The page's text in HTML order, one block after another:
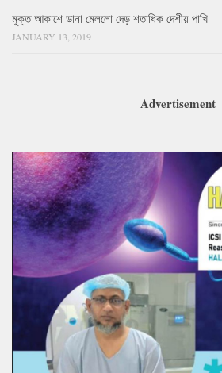
মুক্ত আকাশে ডানা মেললো দেড় শতাধিক দেশীয় পাখি
JANUARY 13, 2019
Advertisement